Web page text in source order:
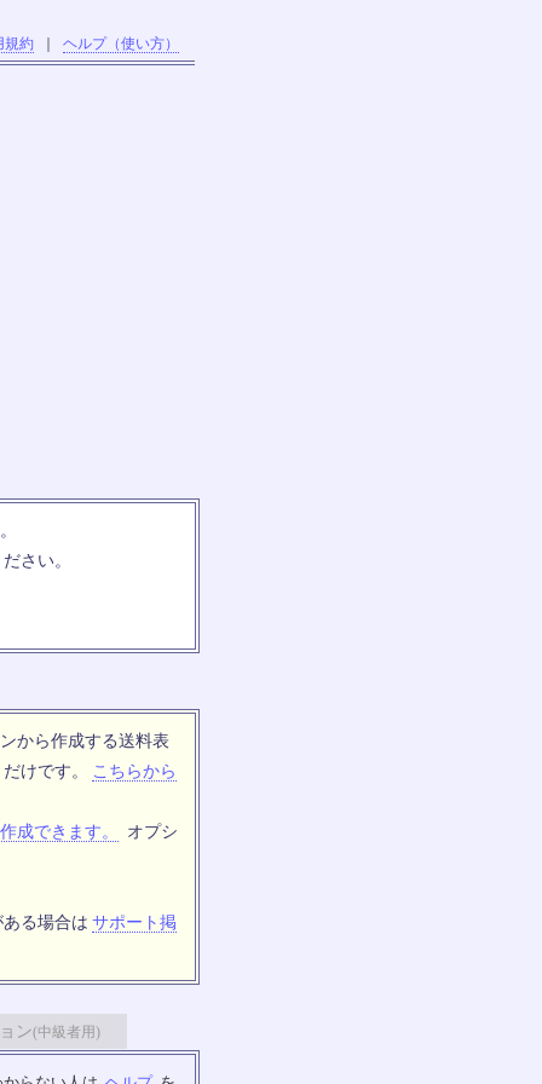
規約 ヘルプ（使い方）
さい。
から作成する送料表
けです。
こちらから
成できます。 オプシ
る場合は サポート掲
ン(中級者用)